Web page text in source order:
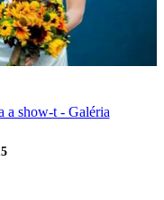
a show-t - Galéria